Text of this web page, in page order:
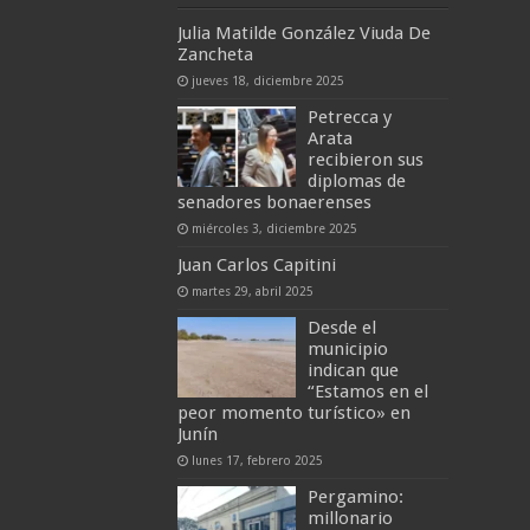
Julia Matilde González Viuda De
Zancheta
jueves 18, diciembre 2025
Petrecca y
Arata
recibieron sus
diplomas de
senadores bonaerenses
miércoles 3, diciembre 2025
Juan Carlos Capitini
martes 29, abril 2025
Desde el
municipio
indican que
“Estamos en el
peor momento turístico» en
Junín
lunes 17, febrero 2025
Pergamino:
millonario